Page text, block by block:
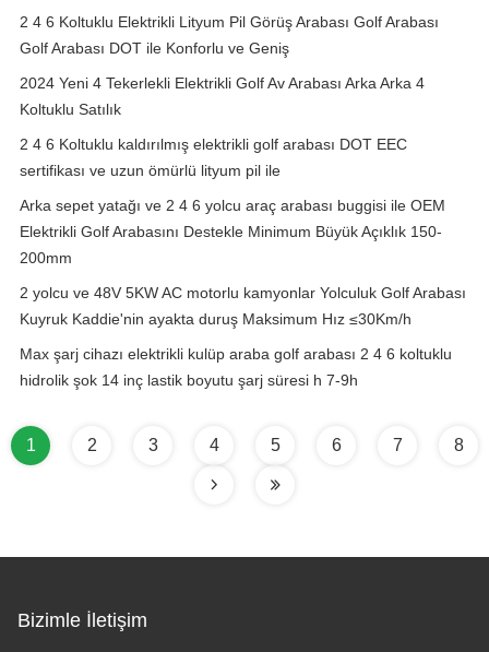
2 4 6 Koltuklu Elektrikli Lityum Pil Görüş Arabası Golf Arabası
Golf Arabası DOT ile Konforlu ve Geniş
2024 Yeni 4 Tekerlekli Elektrikli Golf Av Arabası Arka Arka 4
Koltuklu Satılık
2 4 6 Koltuklu kaldırılmış elektrikli golf arabası DOT EEC
sertifikası ve uzun ömürlü lityum pil ile
Arka sepet yatağı ve 2 4 6 yolcu araç arabası buggisi ile OEM
Elektrikli Golf Arabasını Destekle Minimum Büyük Açıklık 150-
200mm
2 yolcu ve 48V 5KW AC motorlu kamyonlar Yolculuk Golf Arabası
Kuyruk Kaddie'nin ayakta duruş Maksimum Hız ≤30Km/h
Max şarj cihazı elektrikli kulüp araba golf arabası 2 4 6 koltuklu
hidrolik şok 14 inç lastik boyutu şarj süresi h 7-9h
1 2 3 4 5 6 7 8
Bizimle İletişim